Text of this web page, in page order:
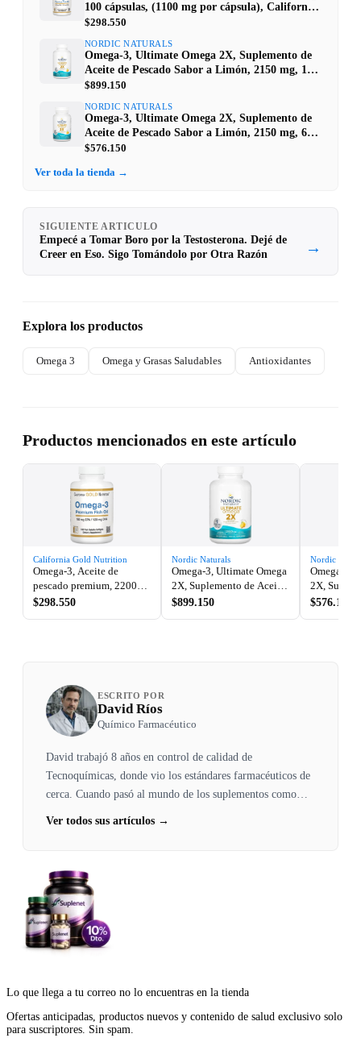
100 cápsulas, (1100 mg por cápsula), California
Gold Nutrition
$298.550
NORDIC NATURALS
Omega-3, Ultimate Omega 2X, Suplemento de
Aceite de Pescado Sabor a Limón, 2150 mg, 120
cápsulas blandas (1075 mg por cápsula), Nordic
$899.150
NORDIC NATURALS
Omega-3, Ultimate Omega 2X, Suplemento de
Aceite de Pescado Sabor a Limón, 2150 mg, 60
cápsulas blandas (1075 mg por cápsula), Nordic
$576.150
Ver toda la tienda →
SIGUIENTE ARTICULO
Empecé a Tomar Boro por la Testosterona. Dejé de
Creer en Eso. Sigo Tomándolo por Otra Razón
→
Explora los productos
Omega 3 Omega y Grasas Saludables Antioxidantes
Productos mencionados en este artículo
California Gold Nutrition
Omega-3, Aceite de
pescado premium, 2200
mg, 100 cápsulas, (1100
$298.550
Nordic Naturals
Omega-3, Ultimate Omega
2X, Suplemento de Aceite
de Pescado Sabor a Limón,
$899.150
Nordic
Omega-3,
2X,
de
$576.150
ESCRITO POR
David Ríos
Químico Farmacéutico
David trabajó 8 años en control de calidad de
Tecnoquímicas, donde vio los estándares farmacéuticos de
cerca. Cuando pasó al mundo de los suplementos como
Ver todos sus artículos →
Lo que llega a tu correo no lo encuentras en la tienda
Ofertas anticipadas, productos nuevos y contenido de salud exclusivo solo
para suscriptores. Sin spam.